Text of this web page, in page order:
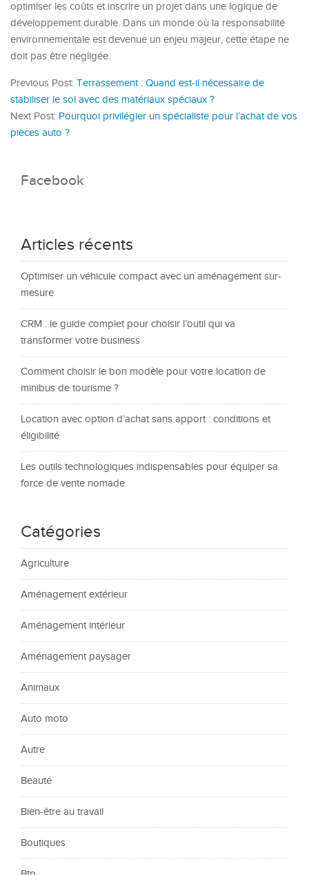
optimiser les coûts et inscrire un projet dans une logique de
développement durable. Dans un monde où la responsabilité
environnementale est devenue un enjeu majeur, cette étape ne
doit pas être négligée.
Previous Post: Terrassement : Quand est-il nécessaire de
stabiliser le sol avec des matériaux spéciaux ?
Next Post: Pourquoi privilégier un spécialiste pour l’achat de vos
pièces auto ?
Facebook
Articles récents
Optimiser un véhicule compact avec un aménagement sur-
mesure
CRM : le guide complet pour choisir l’outil qui va
transformer votre business
Comment choisir le bon modèle pour votre location de
minibus de tourisme ?
Location avec option d’achat sans apport : conditions et
éligibilité
Les outils technologiques indispensables pour équiper sa
force de vente nomade
Catégories
Agriculture
Aménagement extérieur
Aménagement intérieur
Aménagement paysager
Animaux
Auto moto
Autre
Beauté
Bien-être au travail
Boutiques